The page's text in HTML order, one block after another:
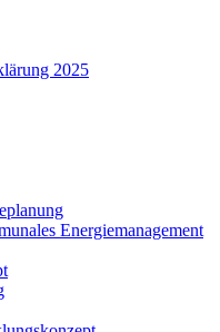
2025
Energiemanagement